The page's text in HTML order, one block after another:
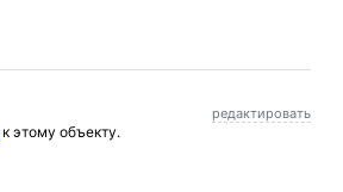
редактировать
к этому объекту.